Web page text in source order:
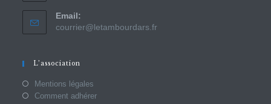
Email:
courrier@letambourdars.fr
L’association
Mentions légales
Comment adhérer